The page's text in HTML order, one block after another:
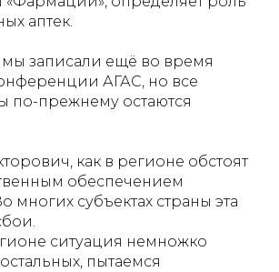
аптек.
записали ещё во время
АГАС, но все
по-прежнему остаются
как в регионе обстоят
обеспечением
многих субъектах страны эта
ситуация немножко
пытаемся